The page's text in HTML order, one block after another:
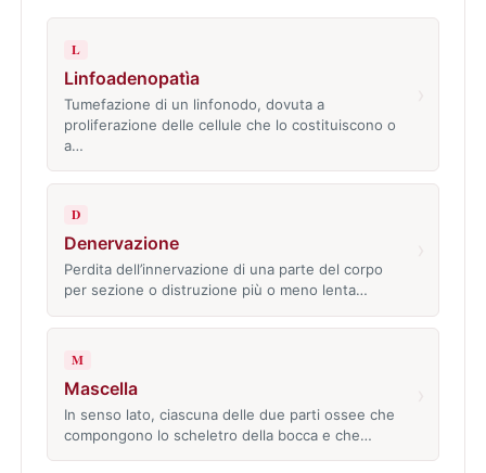
L
Linfoadenopatìa
Tumefazione di un linfonodo, dovuta a
proliferazione delle cellule che lo costituiscono o
a…
D
Denervazione
Perdita dell’innervazione di una parte del corpo
per sezione o distruzione più o meno lenta…
M
Mascella
In senso lato, ciascuna delle due parti ossee che
compongono lo scheletro della bocca e che…